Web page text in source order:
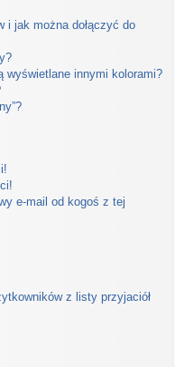
i jak można dołączyć do
wyświetlane innymi kolorami?
e-mail od kogoś z tej
z listy przyjaciół